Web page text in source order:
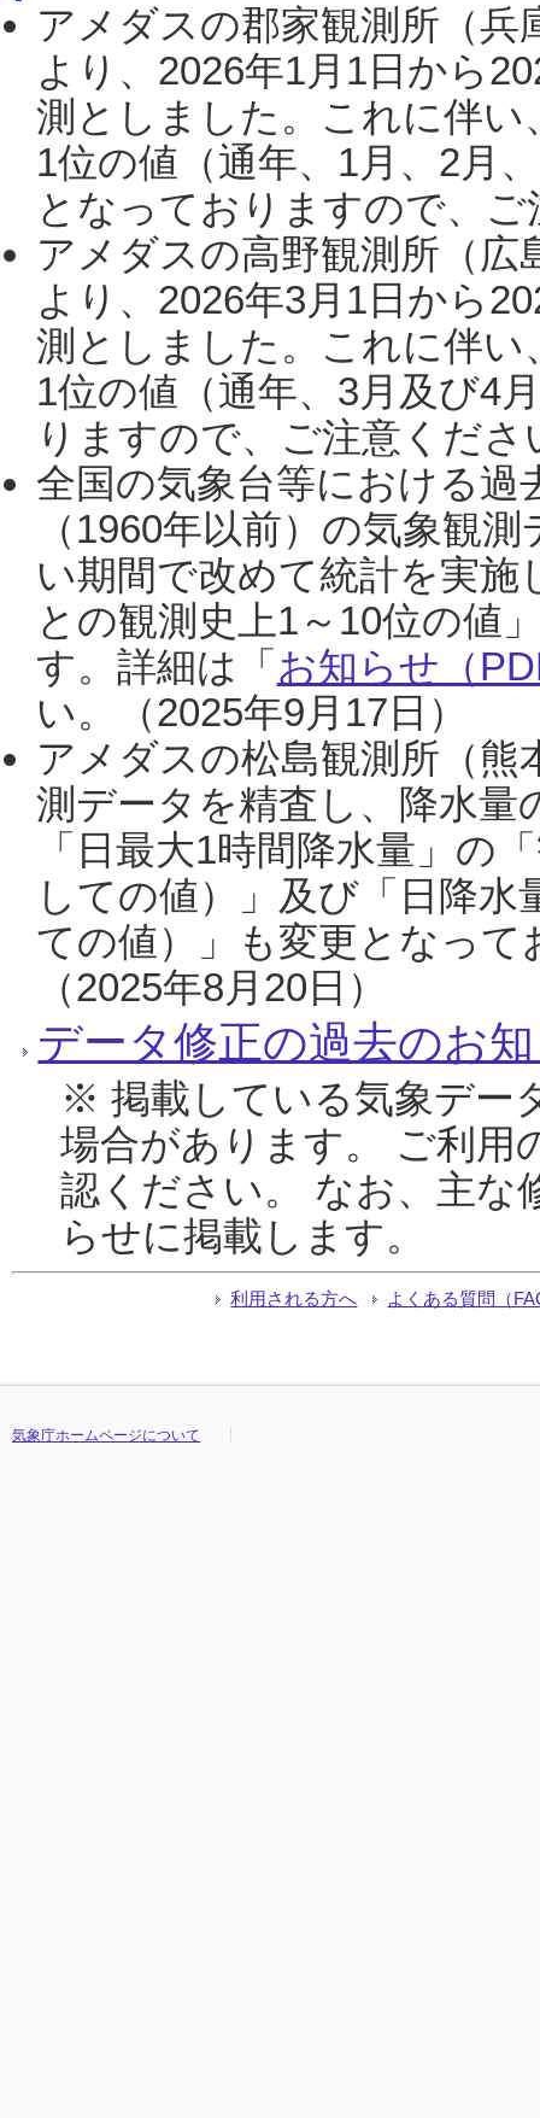
アメダスの郡家観測所（
より、2026年1月1日から
測としました。これに伴い
1位の値（通年、1月、2月
となっておりますので、
アメダスの高野観測所（
より、2026年3月1日から
測としました。これに伴い
1位の値（通年、3月及び4
りますので、ご注意くだ
全国の気象台等における過
（1960年以前）の気象観
い期間で改めて統計を実
との観測史上1～10位の値
す。詳細は「 お知らせ（
い。（2025年9月17日）
アメダスの松島観測所（熊
測データを精査し、降水
「日最大1時間降水量」の
しての値）」及び「日降
ての値）」も変更となっ
（2025年8月20日）
データ修正の過去のお
※ 掲載している気象デー
場合があります。 ご利用
認ください。 なお、主な
らせに掲載します。
利用される方へ よくある質問（
気象庁ホームページについて